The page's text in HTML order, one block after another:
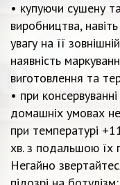
• купуючи сушену
виробництва,
увагу на її
наявність
виготовлення та
• при
домашніх умовах
при температурі
хв. з подальшою їх
Негайно